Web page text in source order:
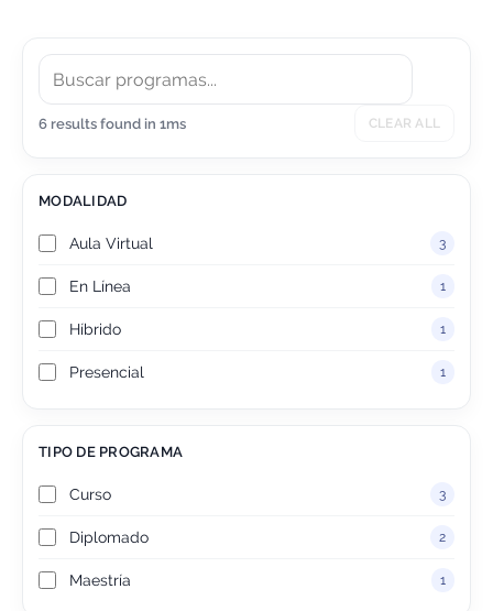
6 results found in 1ms CLEAR ALL
MODALIDAD
Aula Virtual 3
En Línea 1
Híbrido 1
Presencial 1
TIPO DE PROGRAMA
Curso 3
Diplomado 2
Maestría 1